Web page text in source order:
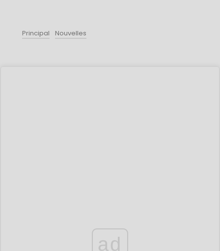
Principal Nouvelles
ad